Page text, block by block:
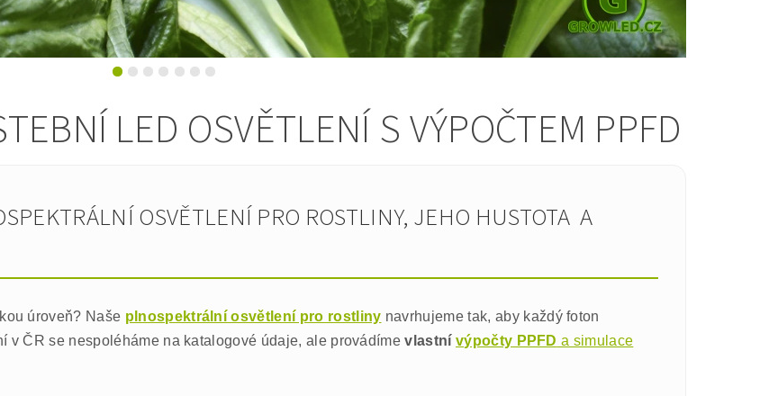
LED OSVĚTLENÍ S VÝPOČTEM PPFD
OSVĚTLENÍ PRO ROSTLINY, JEHO HUSTOTA A
úroveň? Naše plnospektrální osvětlení pro rostliny navrhujeme tak, aby každý foton
v ČR se nespoléháme na katalogové údaje, ale provádímevlastní výpočty PPFD a simulace